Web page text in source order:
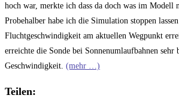
hoch war, merkte ich dass da doch was im Modell
Probehalber habe ich die Simulation stoppen
Fluchtgeschwindigkeit am aktuellen Wegpunkt
erreichte die Sonde bei Sonnenumlaufbahnen sehr
Geschwindigkeit. (mehr …)
Teilen: